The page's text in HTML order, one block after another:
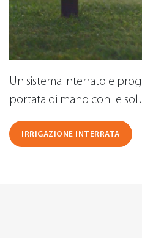
Un sistema interrato e
portata di mano con le
IRRIGAZIONE INTERRATA